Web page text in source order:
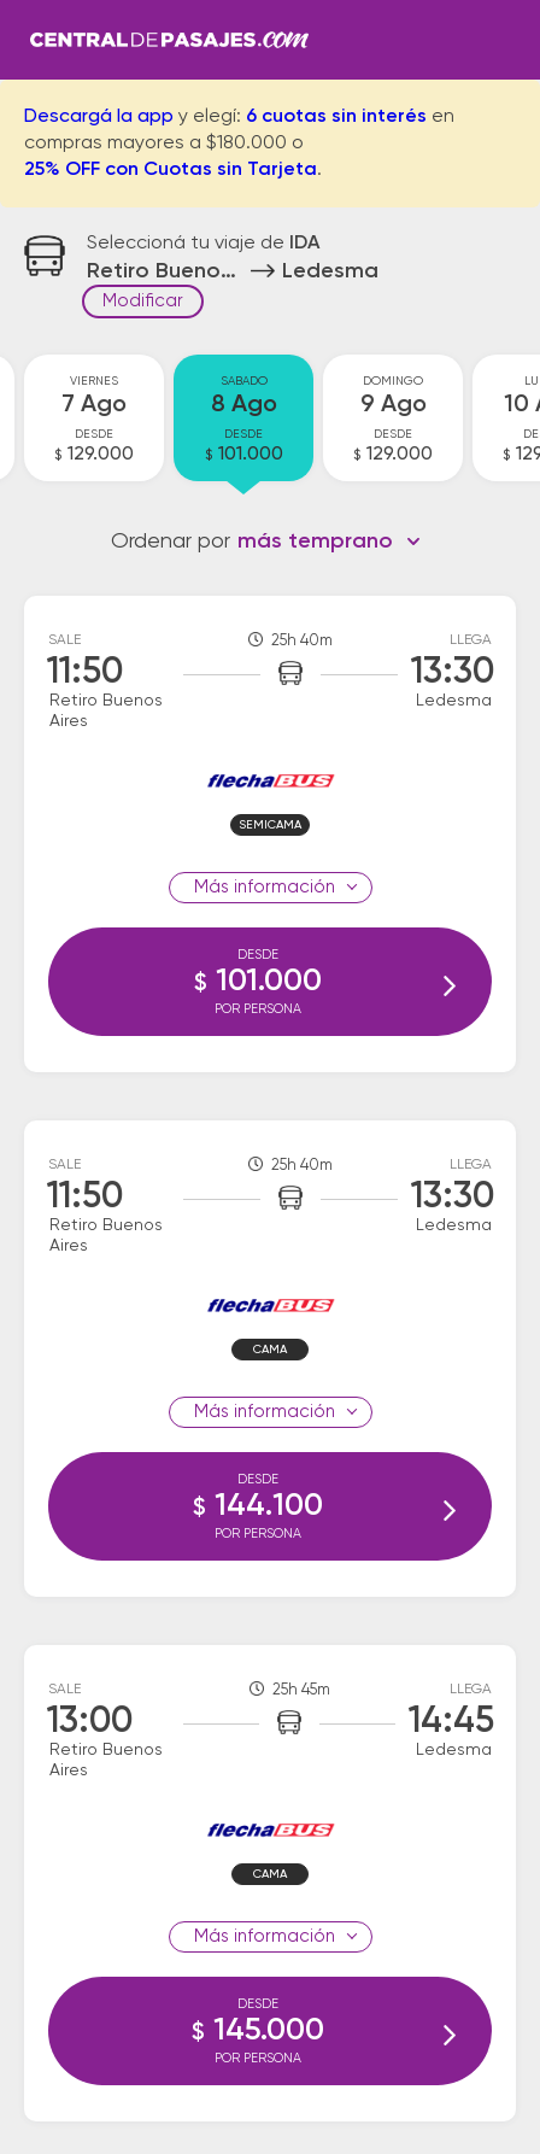
Descargá la app y elegí: 6 cuotas sin interés en
compras mayores a $180.000 o
25% OFF con Cuotas sin Tarjeta.
Seleccioná tu viaje de IDA
Retiro Buenos Aires Ledesma
Modificar
VIERNES
7 Ago
DESDE
$ 129.000
SABADO
8 Ago
DESDE
$ 101.000
DOMINGO
9 Ago
DESDE
$ 129.000
10
$
Ordenar por más temprano
SALE
11:50
Retiro Buenos
Aires
25h 40m LLEGA
13:30
Ledesma
SEMICAMA
información
DESDE
$ 101.000
POR PERSONA
SALE
11:50
Retiro Buenos
Aires
25h 40m LLEGA
13:30
Ledesma
CAMA
información
DESDE
$ 144.100
POR PERSONA
SALE
13:00
Retiro Buenos
Aires
25h 45m LLEGA
14:45
Ledesma
CAMA
información
DESDE
$ 145.000
POR PERSONA